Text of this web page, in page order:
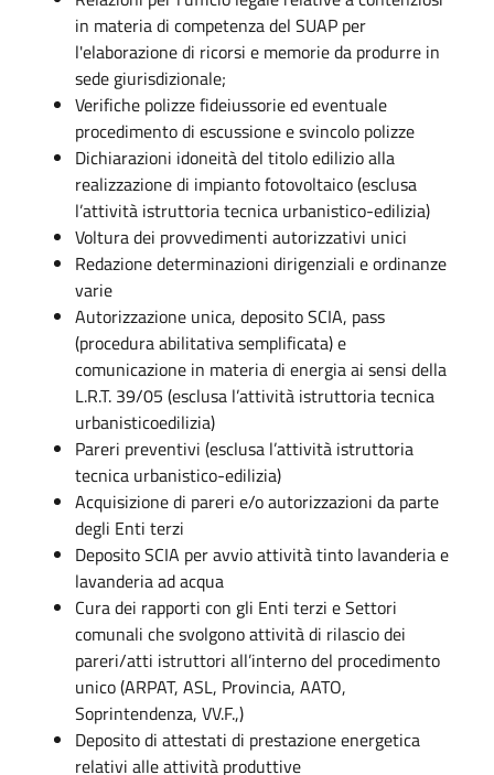
in materia di competenza del SUAP per
l'elaborazione di ricorsi e memorie da produrre in
sede giurisdizionale;
Verifiche polizze fideiussorie ed eventuale
procedimento di escussione e svincolo polizze
Dichiarazioni idoneità del titolo edilizio alla
realizzazione di impianto fotovoltaico (esclusa
l’attività istruttoria tecnica urbanistico-edilizia)
Voltura dei provvedimenti autorizzativi unici
Redazione determinazioni dirigenziali e ordinanze
varie
Autorizzazione unica, deposito SCIA, pass
(procedura abilitativa semplificata) e
comunicazione in materia di energia ai sensi della
L.R.T. 39/05 (esclusa l’attività istruttoria tecnica
urbanisticoedilizia)
Pareri preventivi (esclusa l’attività istruttoria
tecnica urbanistico-edilizia)
Acquisizione di pareri e/o autorizzazioni da parte
degli Enti terzi
Deposito SCIA per avvio attività tinto lavanderia e
lavanderia ad acqua
Cura dei rapporti con gli Enti terzi e Settori
comunali che svolgono attività di rilascio dei
pareri/atti istruttori all’interno del procedimento
unico (ARPAT, ASL, Provincia, AATO,
Soprintendenza, VV.F.,)
Deposito di attestati di prestazione energetica
relativi alle attività produttive